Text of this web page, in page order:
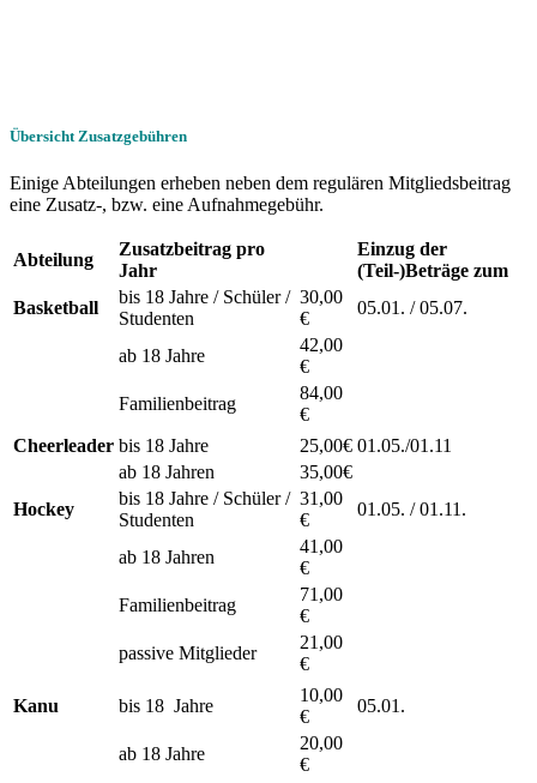
Übersicht Zusatzgebühren
Einige Abteilungen erheben neben dem regulären Mitgliedsbeitrag
eine Zusatz-, bzw. eine Aufnahmegebühr.
Abteilung
Zusatzbeitrag pro
Jahr
Einzug der
(Teil-)Beträge zum
Basketball
bis 18 Jahre / Schüler /
Studenten
30,00
€
05.01. / 05.07.
ab 18 Jahre
42,00
€
Familienbeitrag
84,00
€
Cheerleader bis 18 Jahre 25,00€ 01.05./01.11
ab 18 Jahren
35,00€
Hockey
bis 18 Jahre / Schüler /
Studenten
31,00
€
01.05. / 01.11.
ab 18 Jahren
41,00
€
Familienbeitrag
71,00
€
passive Mitglieder
21,00
€
Kanu bis 18 Jahre
10,00
€
05.01.
ab 18 Jahre
20,00
€